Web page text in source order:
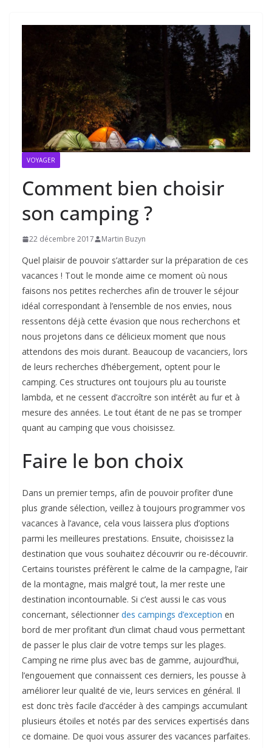
VOYAGER
Comment bien choisir
son camping ?
22 décembre 2017 Martin Buzyn
Quel plaisir de pouvoir s’attarder sur la préparation de ces
vacances ! Tout le monde aime ce moment où nous
faisons nos petites recherches afin de trouver le séjour
idéal correspondant à l’ensemble de nos envies, nous
ressentons déjà cette évasion que nous recherchons et
nous projetons dans ce délicieux moment que nous
attendons des mois durant. Beaucoup de vacanciers, lors
de leurs recherches d’hébergement, optent pour le
camping. Ces structures ont toujours plu au touriste
lambda, et ne cessent d’accroître son intérêt au fur et à
mesure des années. Le tout étant de ne pas se tromper
quant au camping que vous choisissez.
Faire le bon choix
Dans un premier temps, afin de pouvoir profiter d’une
plus grande sélection, veillez à toujours programmer vos
vacances à l’avance, cela vous laissera plus d’options
parmi les meilleures prestations. Ensuite, choisissez la
destination que vous souhaitez découvrir ou re-découvrir.
Certains touristes préfèrent le calme de la campagne, l’air
de la montagne, mais malgré tout, la mer reste une
destination incontournable. Si c’est aussi le cas vous
concernant, sélectionner des campings d’exception en
bord de mer profitant d’un climat chaud vous permettant
de passer le plus clair de votre temps sur les plages.
Camping ne rime plus avec bas de gamme, aujourd’hui,
l’engouement que connaissent ces derniers, les pousse à
améliorer leur qualité de vie, leurs services en général. Il
est donc très facile d’accéder à des campings accumulant
plusieurs étoiles et notés par des services expertisés dans
ce domaine. De quoi vous assurer des vacances parfaites.